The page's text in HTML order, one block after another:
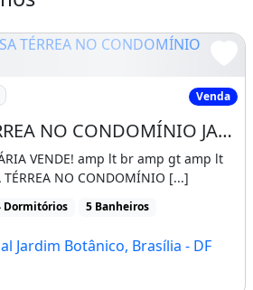
serviço
NO CONDOMÍNIO JARDIM
Venda
LINDA CASA TÉRREA NO CONDOMÍNIO JARDIM BOTÂNICO VI
VENDE! amp lt br amp gt amp lt
NO CONDOMÍNIO [...]
Dormitórios 5 Banheiros
Jardim Botânico, Brasília - DF